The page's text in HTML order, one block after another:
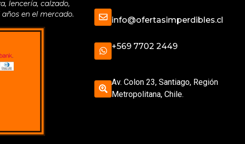
lencería, calzado,
en el mercado.
info@ofertasimperdibles.cl
+569 7702 2449
Av. Colon 23, Santiago, Región
Metropolitana, Chile.